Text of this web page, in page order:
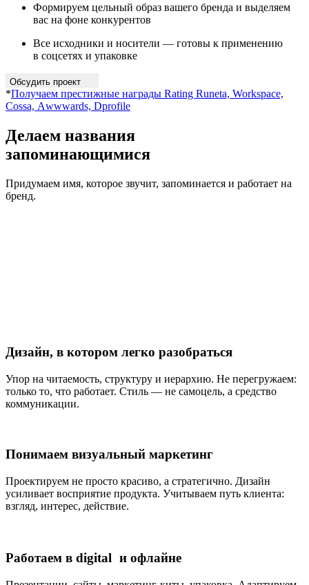
Формируем цельный образ вашего бренда и выделяем
вас на фоне конкурентов
Все исходники и носители — готовы к применению
в соцсетях и упаковке
Обсудить проект
*Получаем престижные награды Rating Runeta, Workspace,
Cossa, Аwwwards, Dprofile
Делаем названия
запоминающимися
Придумаем имя, которое звучит, запоминается и работает на
бренд.
Дизайн, в котором легко разобраться
Упор на читаемость, структуру и иерархию. Не перегружаем:
только то, что работает. Стиль — не самоцель, а средство
коммуникации.
Понимаем визуальный маркетинг
Проектируем не просто красиво, а стратегично. Дизайн
усиливает восприятие продукта. Учитываем путь клиента:
взгляд, интерес, действие.
Работаем в digital и офлайне